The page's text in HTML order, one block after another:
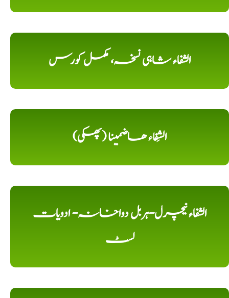
الشفاء شاہی نسخہ، مکمل کورس
الشِفاء ھاضمینا (پھکی)
الشفاء نیچرل-ہربل دواخانہ- ادویات
لسٹ